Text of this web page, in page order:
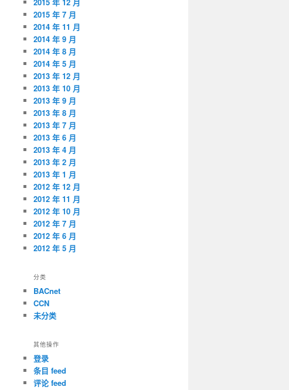
2015 年 7 月
2014 年 11 月
2014 年 9 月
2014 年 8 月
2014 年 5 月
2013 年 12 月
2013 年 10 月
2013 年 9 月
2013 年 8 月
2013 年 7 月
2013 年 6 月
2013 年 4 月
2013 年 2 月
2013 年 1 月
2012 年 12 月
2012 年 11 月
2012 年 10 月
2012 年 7 月
2012 年 6 月
2012 年 5 月
分类
BACnet
CCN
未分类
其他操作
登录
条目 feed
评论 feed